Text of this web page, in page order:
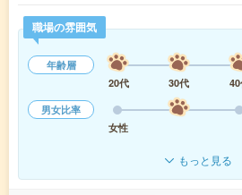
職場の雰囲気
年齢層
20代
30代
男女比率
女性
もっと見る